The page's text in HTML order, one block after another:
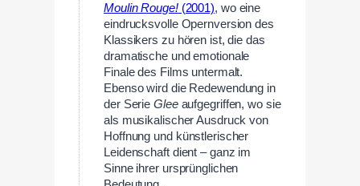
Moulin Rouge!(2001), wo eine
eindrucksvolle Opernversion des
Klassikers zu hören ist, die das
dramatische und emotionale
Finale des Films untermalt.
Ebenso wird die Redewendung in
der SerieGleeaufgegriffen, wo sie
als musikalischer Ausdruck von
Hoffnung und künstlerischer
Leidenschaft dient – ganz im
Sinne ihrer ursprünglichen